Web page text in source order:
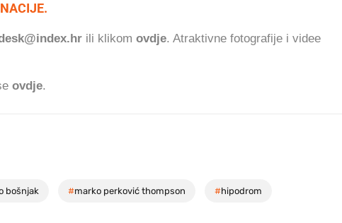
ili klikom ovdje. Atraktivne fotografije i videe
ovdje.
bošnjak #marko perković thompson #hipodrom